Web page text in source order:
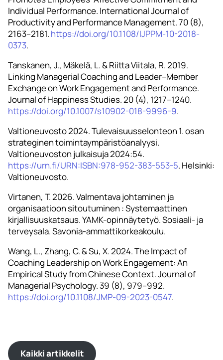
Individual Performance. International Journal of
Productivity and Performance Management. 70 (8),
2163–2181. https://doi.org/10.1108/IJPPM-10-2018-
0373.
Tanskanen, J., Mäkelä, L. & Riitta Viitala, R. 2019.
Linking Managerial Coaching and Leader–Member
Exchange on Work Engagement and Performance.
Journal of Happiness Studies. 20 (4), 1217–1240.
https://doi.org/10.1007/s10902-018-9996-9.
Valtioneuvosto 2024. Tulevaisuusselonteon 1. osan
strateginen toimintaympäristöanalyysi.
Valtioneuvoston julkaisuja 2024:54.
https://urn.fi/URN:ISBN:978-952-383-553-5. Helsinki:
Valtioneuvosto.
Virtanen, T. 2026. Valmentava johtaminen ja
organisaatioon sitoutuminen : Systemaattinen
kirjallisuuskatsaus. YAMK-opinnäytetyö. Sosiaali- ja
terveysala. Savonia-ammattikorkeakoulu.
Wang, L., Zhang, C. & Su, X. 2024. The Impact of
Coaching Leadership on Work Engagement: An
Empirical Study from Chinese Context. Journal of
Managerial Psychology. 39 (8), 979–992.
https://doi.org/10.1108/JMP-09-2023-0547.
Kaikki artikkelit